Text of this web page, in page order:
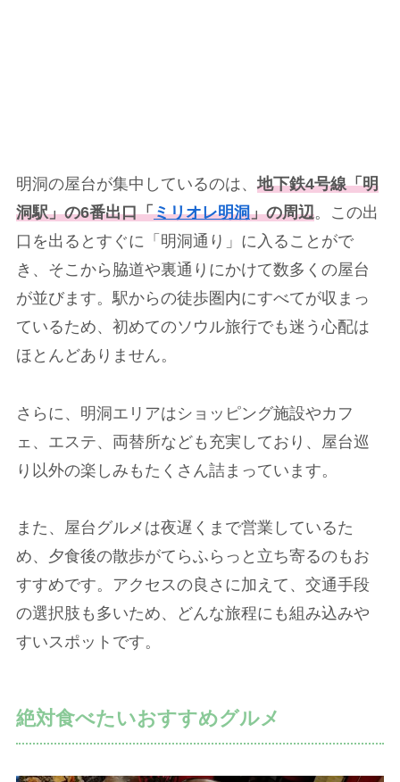
明洞の屋台が集中しているのは、 地下鉄4号線「明
洞駅」の6番出口「ミリオレ明洞」の周辺。この出
口を出るとすぐに「明洞通り」に入ることがで
き、そこから脇道や裏通りにかけて数多くの屋台
が並びます。駅からの徒歩圏内にすべてが収まっ
ているため、初めてのソウル旅行でも迷う心配は
ほとんどありません。
さらに、明洞エリアはショッピング施設やカフ
ェ、エステ、両替所なども充実しており、屋台巡
り以外の楽しみもたくさん詰まっています。
また、屋台グルメは夜遅くまで営業しているた
め、夕食後の散歩がてらふらっと立ち寄るのもお
すすめです。アクセスの良さに加えて、交通手段
の選択肢も多いため、どんな旅程にも組み込みや
すいスポットです。
絶対食べたいおすすめグルメ